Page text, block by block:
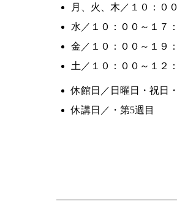
月、火、木／１０：０
水／１０：００～１７
金／１０：００～１９
土／１０：００～１２
休館日／日曜日・祝日
休講日／・第5週目